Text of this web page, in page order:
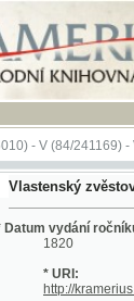
-V(84/241169) -
zvěstovatel
vydání ročníku:
1820
* URI: